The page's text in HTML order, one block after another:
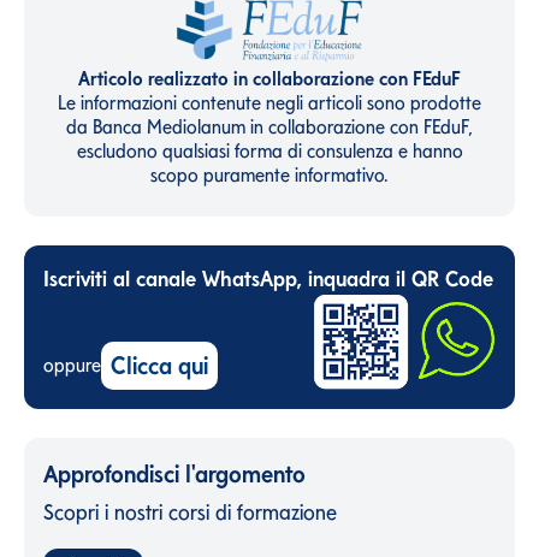
Articolo realizzato in collaborazione con FEduF
Le informazioni contenute negli articoli sono prodotte
da Banca Mediolanum in collaborazione con FEduF,
escludono qualsiasi forma di consulenza e hanno
scopo puramente informativo.
Iscriviti al canale WhatsApp, inquadra il QR Code
oppure Clicca qui
Approfondisci l'argomento
Scopri i nostri corsi di formazione